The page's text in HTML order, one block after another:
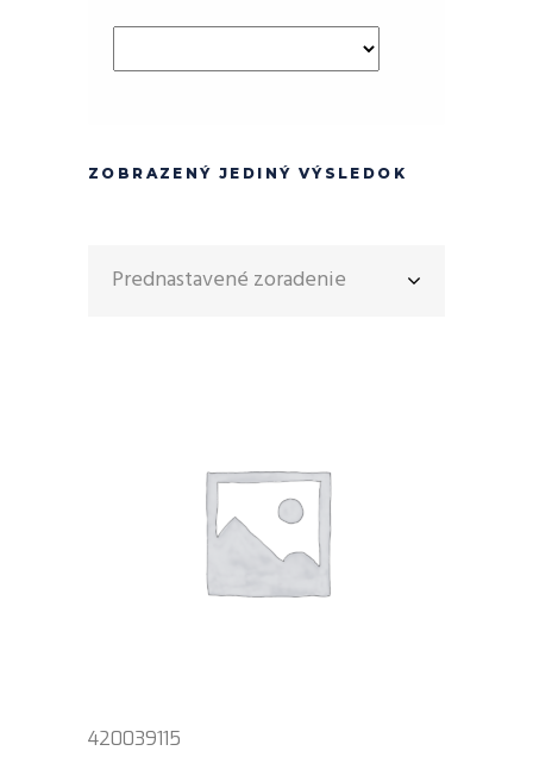
ZOBRAZENÝ JEDINÝ VÝSLEDOK
Prednastavené zoradenie
420039115